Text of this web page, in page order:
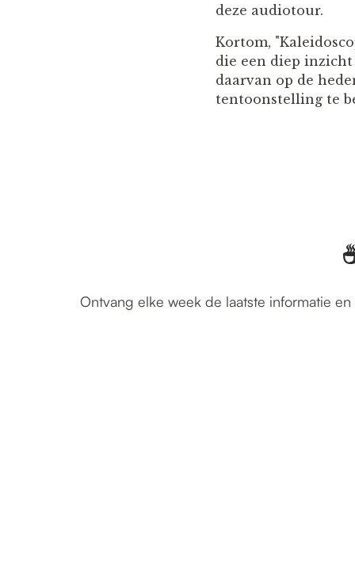
deze audiotour.
Kortom,
die een diep
daarvan op de
tentoonstelling te
Ontvang elke week de laatste informatie